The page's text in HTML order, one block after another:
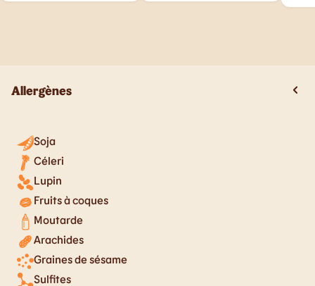
Allergènes
Soja
Céleri
Lupin
Fruits à coques
Moutarde
Arachides
Graines de sésame
Sulfites